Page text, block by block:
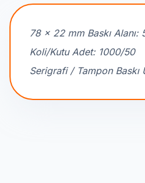
78 x 22 mm Baskı Alanı:
Koli/Kutu Adet: 1000/50
Serigrafi / Tampon Baskı